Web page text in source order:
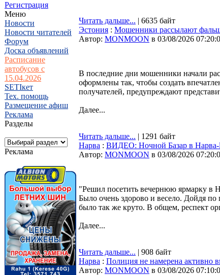
Регистрация
Меню
Новости
Новости читателей
Форум
Доска объявлений
Расписание
автобусов с
15.04.2026
SETIкет
Тех. помощь
Размещение афиш
Реклама
Разделы
Реклама
Читать дальше... | 6635 байт
Эстония : Мошенники рассылают
Автор: MONMOON в 03/08/2026
В последние дни мошенники начали
оформлены так, чтобы создать
получателей, предупреждают
Далее...
Читать дальше... | 1291 байт
Нарва : ВИДЕО: Ночной Базар в
Автор: MONMOON в 03/08/2026
"Решил посетить вечернюю ярмарку в
Было очень здорово и весело. Дойдя
было так же круто. В общем, респект
Далее...
Читать дальше... | 908 байт
Нарва : Полиция не намерена активно
Автор: MONMOON в 03/08/2026